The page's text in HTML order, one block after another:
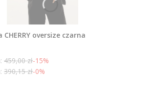
oversize czarna
459,00 zł-15%
390,15 zł-0%